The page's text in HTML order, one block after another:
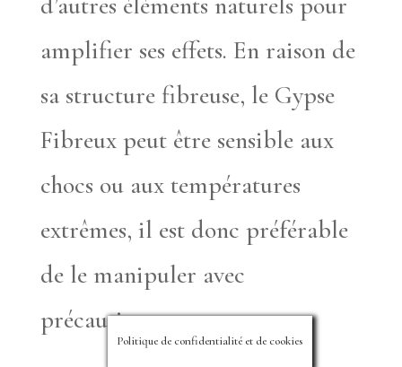
amplifier ses effets. En raison de
sa structure fibreuse, le Gypse
Fibreux peut être sensible aux
chocs ou aux températures
extrêmes, il est donc préférable
de le manipuler avec
précaution.
Politique de confidentialité et de cookies